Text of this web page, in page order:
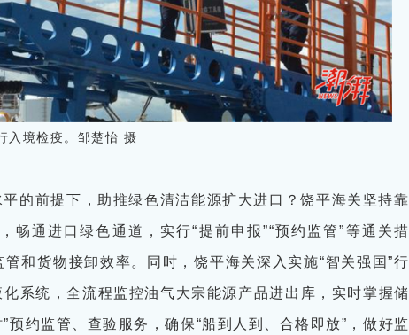
入境检疫。邹楚怡 摄
的前提下，助推绿色清洁能源扩大进口？饶平海关坚持靠
畅通进口绿色通道，实行“提前申报”“预约监管”等通关措
和货物接卸效率。同时，饶平海关深入实施“智关强国”行
系统，全流程监控油气大宗能源产品进出库，实时掌握储
预约监管、查验服务，确保“船到人到、合格即放”，做好监